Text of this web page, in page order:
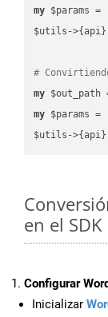
my $params =
$utils->{api}-
# Convirtiendo
my $out_path
my $params =
en el SDK
Configurar
Inicializar